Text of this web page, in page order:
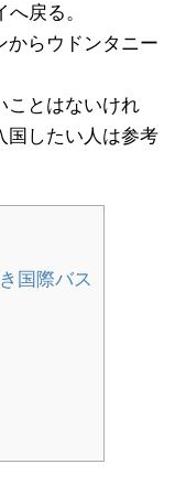
戻る。
からウドンタニー
ことはないけれ
国したい人は参考
国際バス